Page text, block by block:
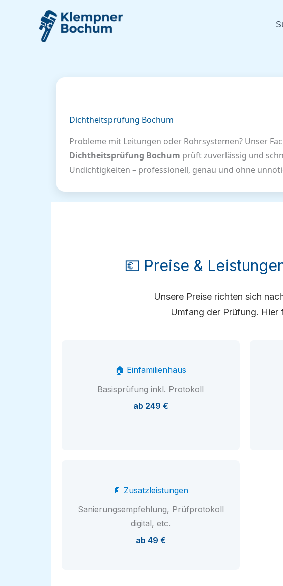
Dichtheitsprüfung Bochum
Probleme mit Leitungen oder Rohrsystemen? Unser
Dichtheitsprüfung Bochum prüft zuverlässig und
Undichtigkeiten – professionell, genau und ohne
💶 Preise &
Unsere Preise richten sich
Umfang der Prüfung. Hier
🏠 Einfamilienhaus
Basisprüfung inkl. Protokoll
ab 249 €
📄 Zusatzleistungen
Sanierungsempfehlung, Prüfprotokoll
digital, etc.
ab 49 €